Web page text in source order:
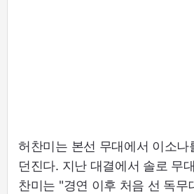
허찬미는 본선 무대에서 이소
던진다. 지난 대결에서 솔로 무
찬미는 "경연 이후 처음 선 독무